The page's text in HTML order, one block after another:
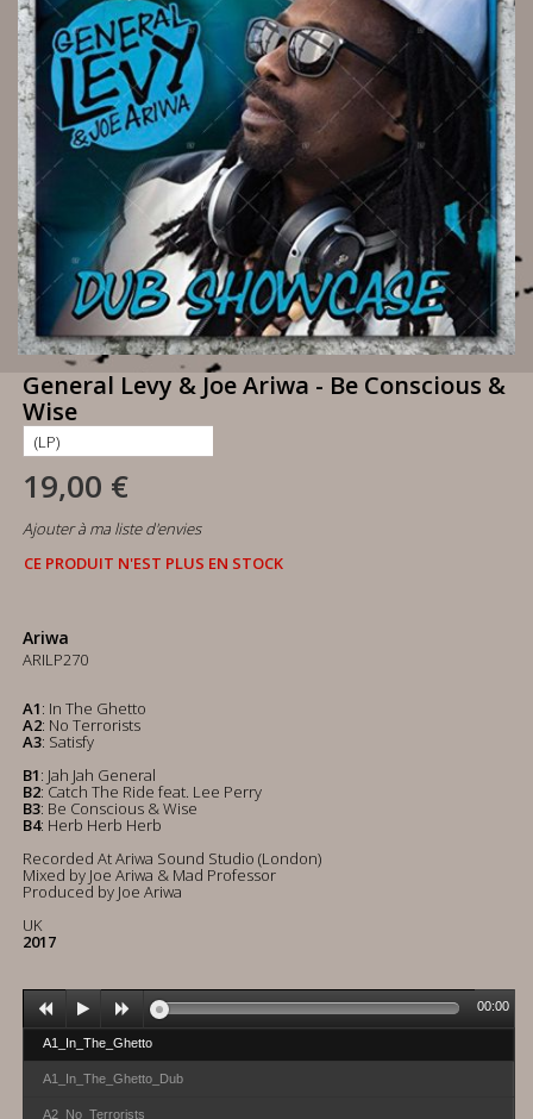
General Levy & Joe Ariwa - Be Conscious &
Wise
19,00 €
Ajouter à ma liste d'envies
CE PRODUIT N'EST PLUS EN STOCK
Ariwa
ARILP270
A1: In The Ghetto
A2: No Terrorists
A3: Satisfy
B1: Jah Jah General
B2: Catch The Ride feat. Lee Perry
B3: Be Conscious & Wise
B4: Herb Herb Herb
Recorded At Ariwa Sound Studio (London)
Mixed by Joe Ariwa & Mad Professor
Produced by Joe Ariwa
UK
2017
A1_In_The_Ghetto
A1_In_The_Ghetto_Dub
A2_No_Terrorists
00:00